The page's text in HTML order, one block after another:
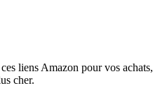
liens Amazon pour vos achats,
cher.